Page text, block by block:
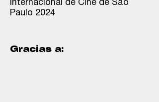
Internacional de Cine de São
Paulo 2024
Gracias a: